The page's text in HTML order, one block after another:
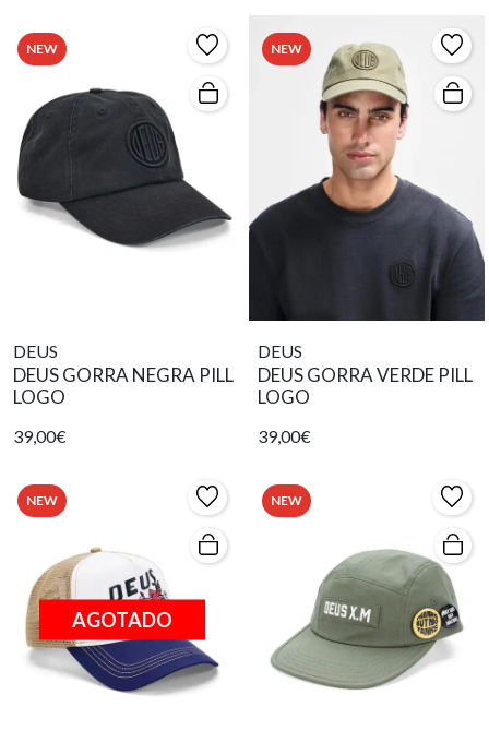
NEW
DEUS
DEUS GORRA NEGRA PILL
LOGO
39,00€
NEW
DEUS
DEUS GORRA VERDE PILL
LOGO
39,00€
NEW
AGOTADO
NEW